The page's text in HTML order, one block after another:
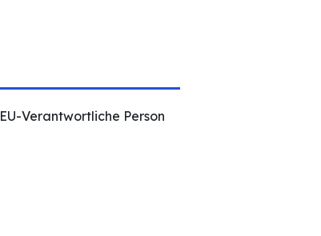
EU-Verantwortliche Person